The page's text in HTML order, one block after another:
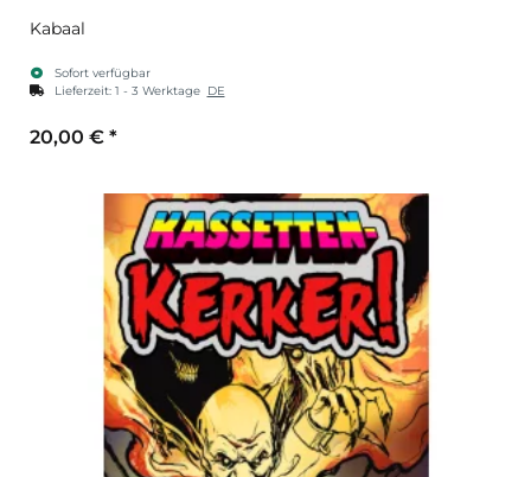
Kabaal
Sofort verfügbar
Lieferzeit: 1 - 3 Werktage DE
20,00 € *